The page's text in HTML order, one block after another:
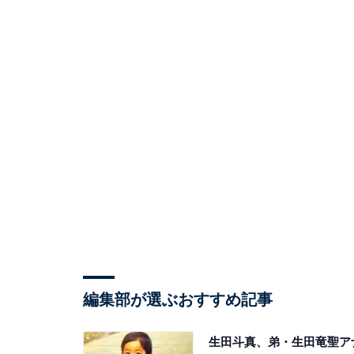
編集部が選ぶおすすめ記事
生田斗真、弟・生田竜聖ア